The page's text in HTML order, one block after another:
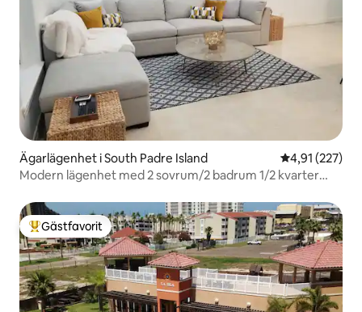
Ägarlägenhet i South Padre Island 4,91 av 5 i
4,91 (227)
Modern lägenhet med 2 sovrum/2 badrum 1/2 kvarter
Populär gästfavorit
Gästfavorit